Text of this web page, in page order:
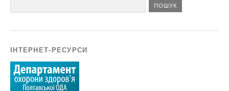
ІНТЕРНЕТ-РЕСУРСИ